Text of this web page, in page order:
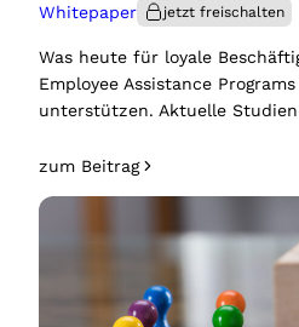
Whitepaper
Was heute für loyale
Employee Assistance
unterstützen. Aktuelle
zum Beitrag